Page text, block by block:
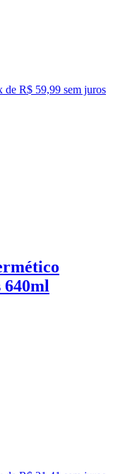
de R$ 59,99 sem juros
640ml